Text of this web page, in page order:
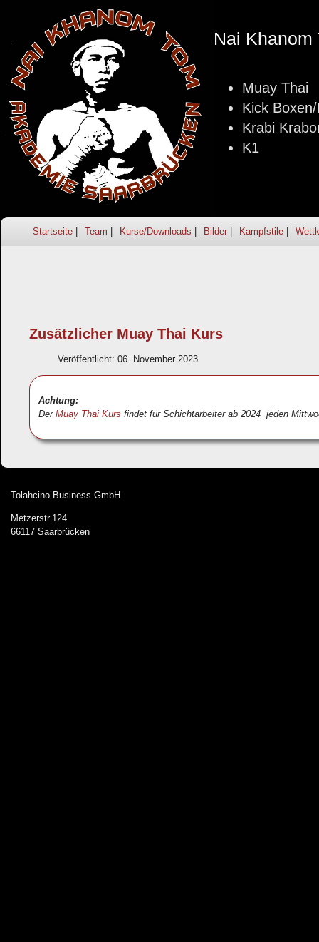
Nai Khanom
Muay Thai
Kick
Krabi
K1
Startseite Team Kurse/Downloads Bilder Kampfstile
Zusätzlicher Muay Thai Kurs
Veröffentlicht: 06. November 2023
Achtung:
Der Muay Thai Kurs findet für Schichtarbeiter ab 2024 jeden
Tolahcino Business GmbH
Metzerstr.124
66117 Saarbrücken